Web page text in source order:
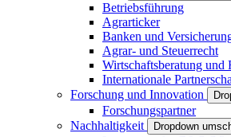
Betriebsführung
Agrarticker
Banken und
Agrar- und Steuerrecht
Wirtschaftsberatung und
Internationale
Forschung und Innovation
Forschungspartner
Nachhaltigkeit
Dropdown